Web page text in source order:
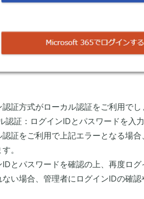
認証方式がローカル認証をご利用でし
認証：ログインIDとパスワードを入
認証をご利用で上記エラーとなる場
。
IDとパスワードを確認の上、再度ログ
い場合、管理者にログインIDの確認